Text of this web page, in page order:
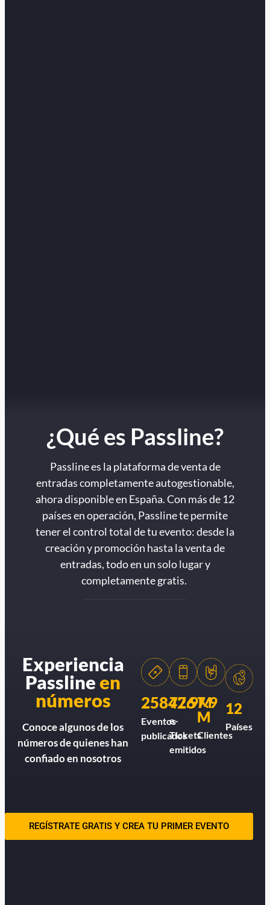
¿Qué es Passline?
Passline es la plataforma de venta de
entradas completamente autogestionable,
ahora disponible en España. Con más de 12
países en operación, Passline te permite
tener el control total de tu evento: desde la
creación y promoción hasta la venta de
entradas, todo en un solo lugar y
completamente gratis.
Experiencia
Passlineen
números
Conoce algunos de los
números de quienes han
confiado en nosotros
258426
Eventos
publicados
77.9M
e-
Tickets
emitidos
7.9
M
Clientes
12
Países
REGÍSTRATE GRATIS Y CREA TU PRIMER EVENTO